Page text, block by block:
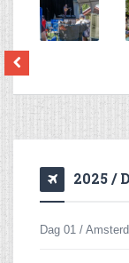
2025 /
Dag 01 /